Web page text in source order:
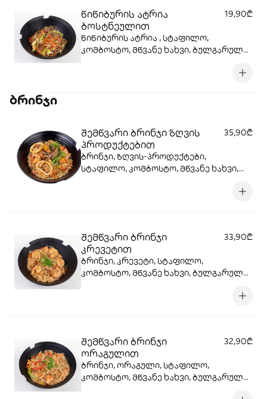
წიწიბურის ატრია
ბოსტნეულით
19,90₾
წიწიბურის ატრია , სტაფილო,
კომბოსტო, მწვანე ხახვი, ბულგარული,
ბრინჯი
შემწვარი ბრინჯი ზღვის
პროდუქტებით
35,90₾
ბრინჯი, ზღვის-პროდუქტები,
სტაფილო, კომბოსტო, მწვანე ხახვი,
სოუსი, სეზამის მარცვლები , ტერიაკის
შემწვარი ბრინჯი
კრევეტით
33,90₾
ბრინჯი, კრევეტი, სტაფილო,
კომბოსტო, მწვანე ხახვი, ბულგარული,
შემწვარი ბრინჯი
ორაგულით
32,90₾
ბრინჯი, ორაგული, სტაფილო,
კომბოსტო, მწვანე ხახვი, ბულგარული,